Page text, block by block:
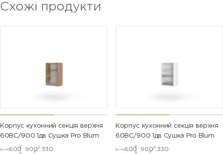
Схожі продукти
Корпус кухонний секцiя верхня
60ВС/900 1дв Сушка Pro Blum
600 900 330
Корпус кухонний секцiя верхня
60ВС/900 1дв Сушка Pro Blum
600 900 330